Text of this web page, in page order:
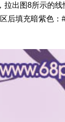
拉出图8所示的
后填充暗紫色：